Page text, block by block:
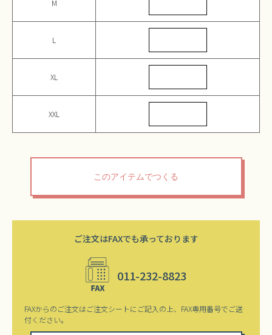
M
L
XL
XXL
ご注文はFAXでも承っております
011-232-8823
FAXからのご注文はご注文シートにご記入の上、FAX専用番号でご送
付ください。